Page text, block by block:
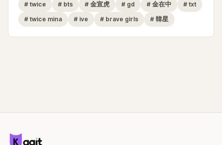
# twice # bts # 金宣虎 # gd # 金在中 # txt
# twice mina # ive # brave girls # 韓星